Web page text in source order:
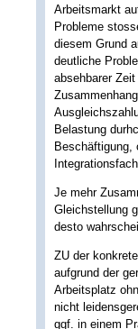
Arbeitsmarkt
Probleme
diesem Grund
deutliche
absehbarer
Belastung
Beschäftigung,
Je mehr
Gleichstellung
desto
ZU der
aufgrund der
Arbeitsplatz
nicht
ggf. in einem